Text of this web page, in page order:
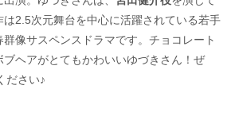
2.5次元舞台を中心に活躍されている若手
像サスペンスドラマです。チョコレート
ヘアがとてもかわいいゆづきさん！ぜ
ださい♪